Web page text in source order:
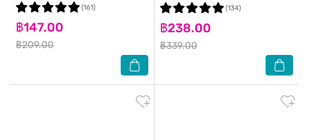
฿147.00
฿209.00
(161)
฿238.00
฿339.00
(134)